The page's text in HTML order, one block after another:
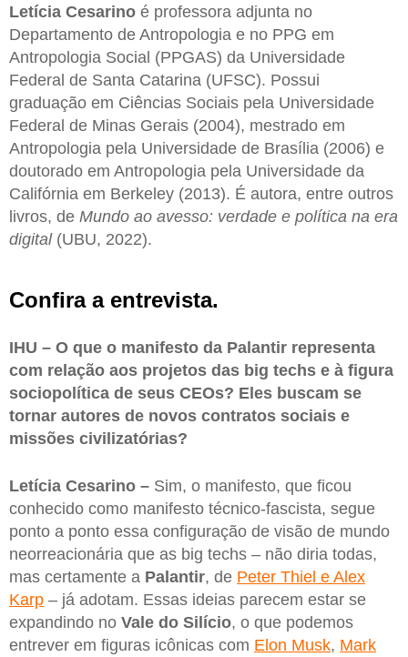
Letícia Cesarino é professora adjunta no
Departamento de Antropologia e no PPG em
Antropologia Social (PPGAS) da Universidade
Federal de Santa Catarina (UFSC). Possui
graduação em Ciências Sociais pela Universidade
Federal de Minas Gerais (2004), mestrado em
Antropologia pela Universidade de Brasília (2006) e
doutorado em Antropologia pela Universidade da
Califórnia em Berkeley (2013). É autora, entre outros
livros, de Mundo ao avesso: verdade e política na era
digital(UBU, 2022).
Confira a entrevista.
IHU – O que o manifesto da Palantir representa
com relação aos projetos das big techs e à figura
sociopolítica de seus CEOs? Eles buscam se
tornar autores de novos contratos sociais e
missões civilizatórias?
Letícia Cesarino – Sim, o manifesto, que ficou
conhecido como manifesto técnico-fascista, segue
ponto a ponto essa configuração de visão de mundo
neorreacionária que as big techs – não diria todas,
mas certamente a Palantir, de Peter Thiel e Alex
Karp – já adotam. Essas ideias parecem estar se
expandindo no Vale do Silício, o que podemos
entrever em figuras icônicas com Elon Musk, Mark